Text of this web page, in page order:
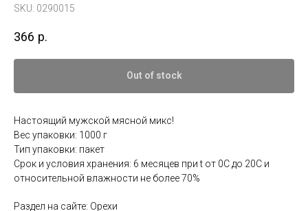
SKU: 0290015
366 р.
Out of stock
Настоящий мужской мясной микс!
Вес упаковки: 1000 г
Тип упаковки: пакет
Срок и условия хранения: 6 месяцев при t от 0С до 20С и
относительной влажности не более 70%
Раздел на сайте: Орехи